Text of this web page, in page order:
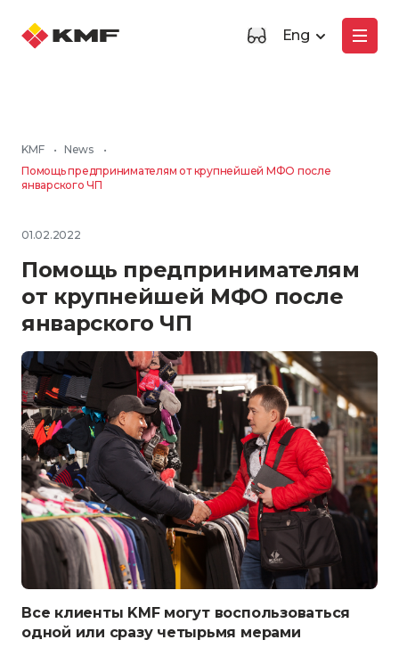
Eng
KMF • News
•
Помощь предпринимателям от крупнейшей МФО после
январского ЧП
01.02.2022
Помощь предпринимателям
от крупнейшей МФО после
январского ЧП
Все клиенты KMF могут воспользоваться
одной или сразу четырьмя мерами